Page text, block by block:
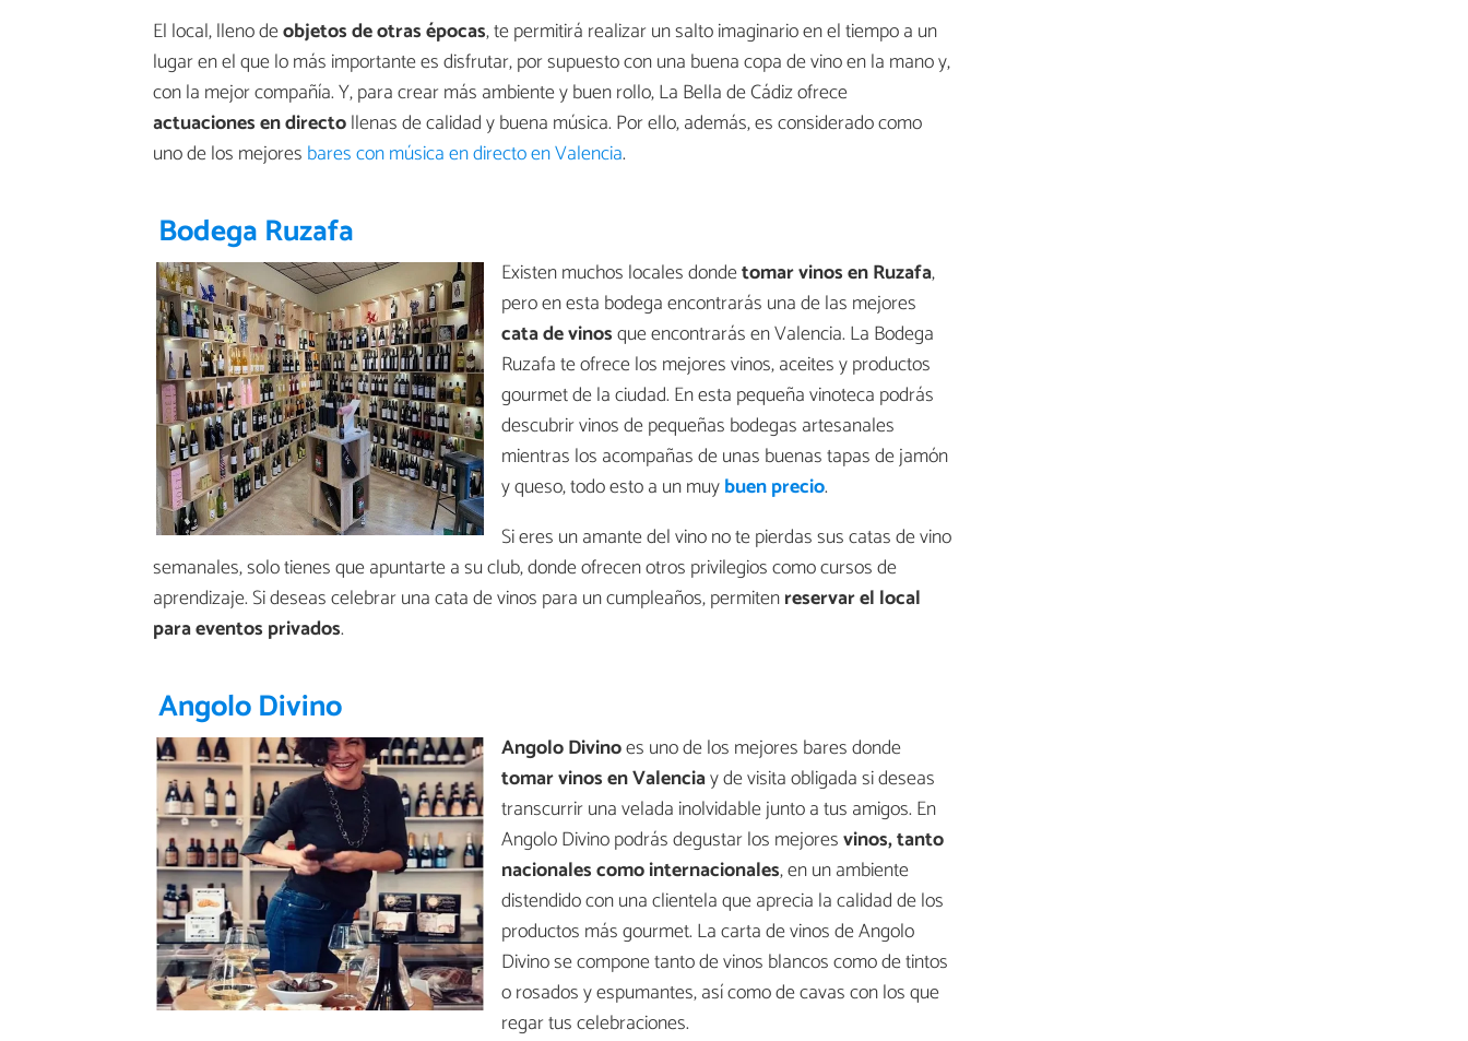
El local, lleno deobjetos de otras épocas, te permitirá realizar un salto imaginario en el tiempo a un
lugar en el que lo más importante es disfrutar, por supuesto con una buena copa de vino en la mano y,
con la mejor compañía. Y, para crear más ambiente y buen rollo, La Bella de Cádiz ofrece
actuaciones en directollenas de calidad y buena música. Por ello, además, es considerado como
uno de los mejores bares con música en directo en Valencia.
Bodega Ruzafa
Existen muchos locales dondetomar vinos en Ruzafa,
pero en esta bodega encontrarás una de las mejores
cata de vinosque encontrarás en Valencia. La Bodega
Ruzafa te ofrece los mejores vinos, aceites y productos
gourmet de la ciudad. En esta pequeña vinoteca podrás
descubrir vinos de pequeñas bodegas artesanales
mientras los acompañas de unas buenas tapas de jamón
y queso, todo esto a un muybuen precio.
Si eres un amante del vino no te pierdas sus catas de vino
semanales, solo tienes que apuntarte a su club, donde ofrecen otros privilegios como cursos de
aprendizaje. Si deseas celebrar una cata de vinos para un cumpleaños, permitenreservar el local
para eventos privados.
Angolo Divino
Angolo Divinoes uno de los mejores bares donde
tomar vinos en Valenciay de visita obligada si deseas
transcurrir una velada inolvidable junto a tus amigos. En
Angolo Divino podrás degustar los mejoresvinos, tanto
nacionales como internacionales, en un ambiente
distendido con una clientela que aprecia la calidad de los
productos más gourmet. La carta de vinos de Angolo
Divino se compone tanto de vinos blancos como de tintos
o rosados y espumantes, así como de cavas con los que
regar tus celebraciones.